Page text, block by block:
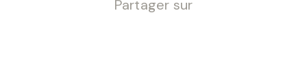
Partager sur